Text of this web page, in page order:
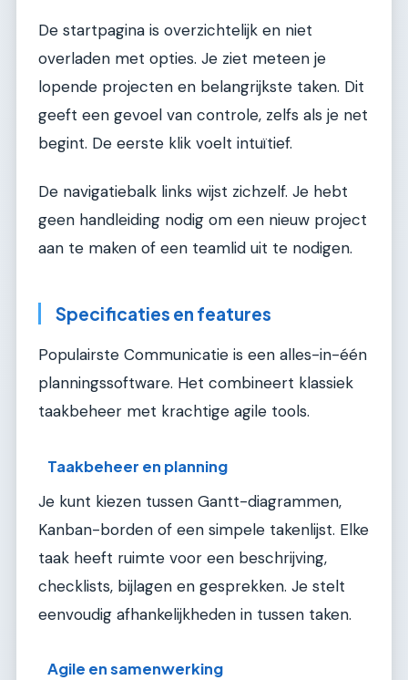
De startpagina is overzichtelijk en niet
overladen met opties. Je ziet meteen je
lopende projecten en belangrijkste taken. Dit
geeft een gevoel van controle, zelfs als je net
begint. De eerste klik voelt intuïtief.
De navigatiebalk links wijst zichzelf. Je hebt
geen handleiding nodig om een nieuw project
aan te maken of een teamlid uit te nodigen.
Specificaties en features
Populairste Communicatie is een alles-in-één
planningssoftware. Het combineert klassiek
taakbeheer met krachtige agile tools.
Taakbeheer en planning
Je kunt kiezen tussen Gantt-diagrammen,
Kanban-borden of een simpele takenlijst. Elke
taak heeft ruimte voor een beschrijving,
checklists, bijlagen en gesprekken. Je stelt
eenvoudig afhankelijkheden in tussen taken.
Agile en samenwerking